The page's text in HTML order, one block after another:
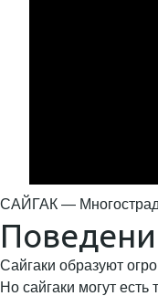
САЙГАК —
Сайгаки образуют
Но сайгаки могут